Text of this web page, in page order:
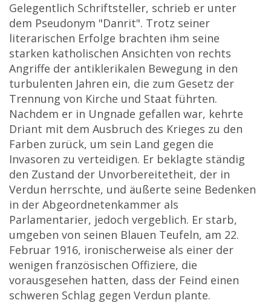
Gelegentlich Schriftsteller, schrieb er unter
dem Pseudonym "Danrit". Trotz seiner
literarischen Erfolge brachten ihm seine
starken katholischen Ansichten von rechts
Angriffe der antiklerikalen Bewegung in den
turbulenten Jahren ein, die zum Gesetz der
Trennung von Kirche und Staat führten.
Nachdem er in Ungnade gefallen war, kehrte
Driant mit dem Ausbruch des Krieges zu den
Farben zurück, um sein Land gegen die
Invasoren zu verteidigen. Er beklagte ständig
den Zustand der Unvorbereitetheit, der in
Verdun herrschte, und äußerte seine Bedenken
in der Abgeordnetenkammer als
Parlamentarier, jedoch vergeblich. Er starb,
umgeben von seinen Blauen Teufeln, am 22.
Februar 1916, ironischerweise als einer der
wenigen französischen Offiziere, die
vorausgesehen hatten, dass der Feind einen
schweren Schlag gegen Verdun plante.